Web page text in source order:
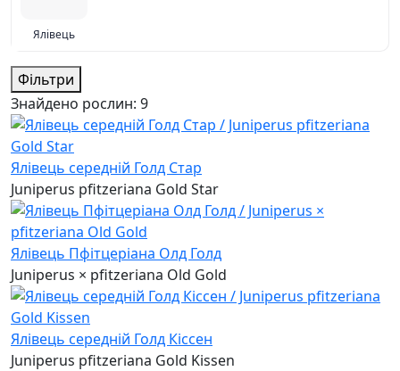
Ялівець
Фільтри
Знайдено рослин: 9
Ялівець середній Голд Стар
Juniperus pfitzeriana Gold Star
Ялівець Пфітцеріана Олд Голд
Juniperus × pfitzeriana Old Gold
Ялівець середній Голд Кіссен
Juniperus pfitzeriana Gold Kissen